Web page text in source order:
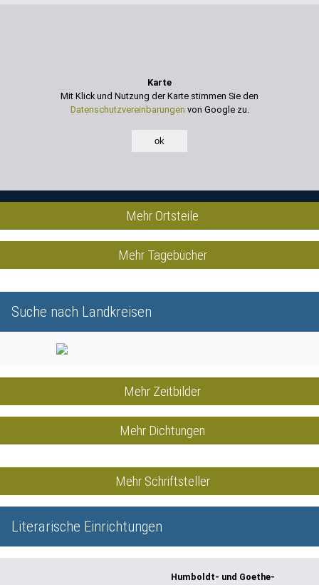
Karte
Mit Klick und Nutzung der Karte stimmen Sie den
Datenschutzvereinbarungen von Google zu.
ok
Mehr Ortsteile
Mehr Tagebücher
Suche nach Landkreisen
Mehr Zeitbilder
Mehr Dichtungen
Mehr Schriftsteller
Literarische Einrichtungen
Humboldt- und Goethe-